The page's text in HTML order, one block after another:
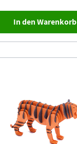
In den Warenkorb